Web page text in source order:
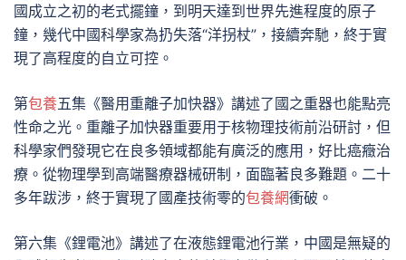
國成立之初的老式擺鐘，到明天達到世界先進程度的原子
鐘，幾代中國科學家為扔失落“洋拐杖”，接續奔馳，終于實
現了高程度的自立可控。
第包養五集《醫用重離子加快器》講述了國之重器也能點亮
性命之光。重離子加快器重要用于核物理技術前沿研討，但
科學家們發現它在良多領域都能有廣泛的應用，好比癌癥治
療。從物理學到高端醫療器械研制，面臨著良多難題。二十
多年跋涉，終于實現了國產技術零的包養網衝破。
第六集《鋰電池》講述了在液態鋰電池行業，中國是無疑的